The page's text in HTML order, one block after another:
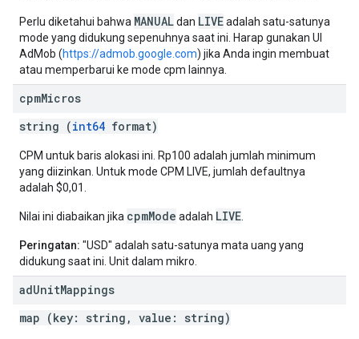
Perlu diketahui bahwa MANUALdan LIVEadalah satu-satunya
mode yang didukung sepenuhnya saat ini. Harap gunakan UI
AdMob (https://admob.google.com) jika Anda ingin membuat
atau memperbarui ke mode cpm lainnya.
cpmMicros
string (int64 format)
CPM untuk baris alokasi ini. Rp100 adalah jumlah minimum
yang diizinkan. Untuk mode CPM LIVE, jumlah defaultnya
adalah $0,01.
Nilai ini diabaikan jika cpmMode adalah LIVE
Peringatan: "USD" adalah satu-satunya mata uang yang
didukung saat ini. Unit dalam mikro.
adUnitMappings
map (key: string, value: string)